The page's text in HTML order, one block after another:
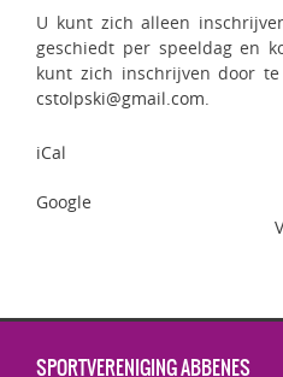
U kunt zich alleen
geschiedt per speeldag en
kunt zich inschrijven door
cstolpski@gmail.com.
iCal
Google
SPORTVERENIGING ABBENES